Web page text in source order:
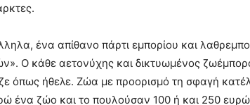
ένα απίθανο πάρτι εμπορίου και
Ο κάθε αετονύχης και δικτυωμένος
όπως ήθελε. Ζώα με προορισμό τη σφαγή
ένα ζώο και το πουλούσαν 100 ή και 250